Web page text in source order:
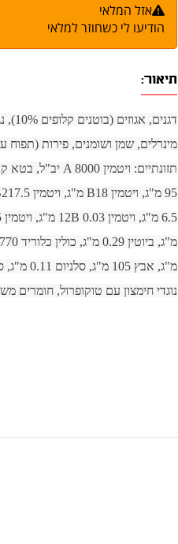
אזל המלאי
הודיעו לי כשחוזר למלאי
תיאור:
נוגדי חימצון עם טוקופרול, חומרים